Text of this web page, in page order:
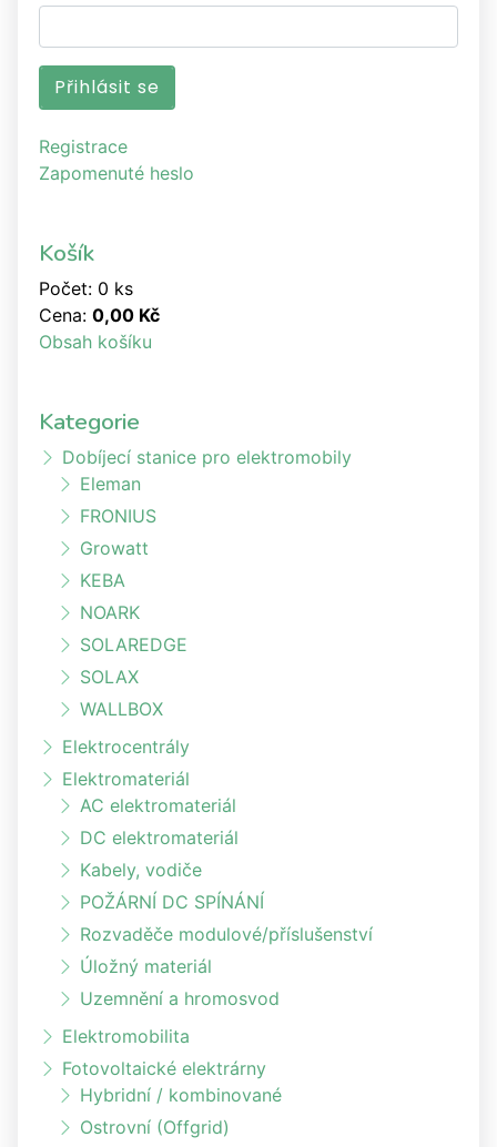
Registrace
Zapomenuté heslo
Košík
Počet: 0 ks
Cena: 0,00 Kč
Obsah košíku
Kategorie
Dobíjecí stanice pro elektromobily
Eleman
FRONIUS
Growatt
KEBA
NOARK
SOLAREDGE
SOLAX
WALLBOX
Elektrocentrály
Elektromateriál
AC elektromateriál
DC elektromateriál
Kabely, vodiče
POŽÁRNÍ DC SPÍNÁNÍ
Rozvaděče modulové/příslušenství
Úložný materiál
Uzemnění a hromosvod
Elektromobilita
Fotovoltaické elektrárny
Hybridní / kombinované
Ostrovní (Offgrid)